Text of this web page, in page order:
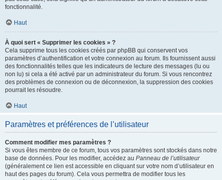
fonctionnalité.
Haut
À quoi sert « Supprimer les cookies » ?
Cela supprime tous les cookies créés par phpBB qui conservent vos
paramètres d’authentification et votre connexion au forum. Ils fournissent aussi
des fonctionnalités telles que les indicateurs de lecture des messages (lu ou
non lu) si cela a été activé par un administrateur du forum. Si vous rencontrez
des problèmes de connexion ou de déconnexion, la suppression des cookies
pourrait les résoudre.
Haut
Paramètres et préférences de l’utilisateur
Comment modifier mes paramètres ?
Si vous êtes membre de ce forum, tous vos paramètres sont stockés dans notre
base de données. Pour les modifier, accédez au Panneau de l’utilisateur
(généralement ce lien est accessible en cliquant sur votre nom d’utilisateur en
haut des pages du forum). Cela vous permettra de modifier tous les